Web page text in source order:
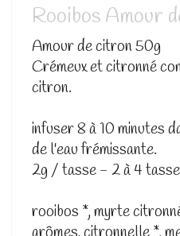
Rooibos Amour
Amour de citron 50g
Crémeux et citronné
citron.
infuser 8 à 10 minutes
de l'eau frémissante.
2g / tasse - 2 à 4
rooibos *, myrte